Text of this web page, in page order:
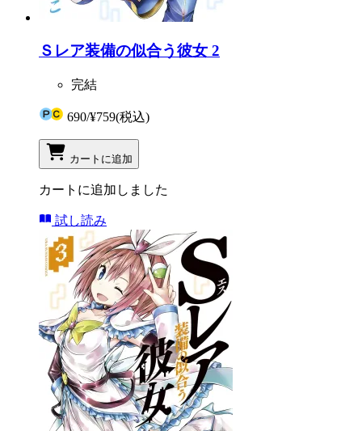
Ｓレア装備の似合う彼女 2
完結
690/¥759(税込)
カートに追加
カートに追加しました
試し読み